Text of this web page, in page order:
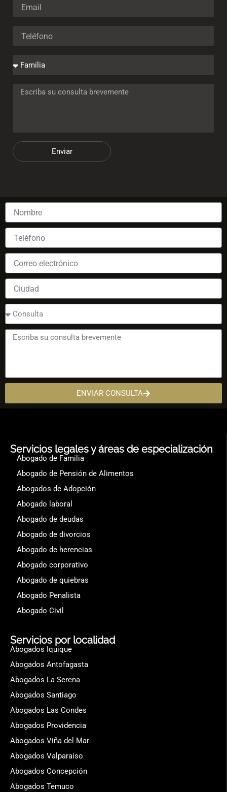
Enviar
ENVIAR CONSULTA
Servicios legales y áreas de especialización
Abogado de Familia
Abogado de Pensión de Alimentos
Abogados de Adopción
Abogado laboral
Abogado de deudas
Abogado de divorcios
Abogado de herencias
Abogado corporativo
Abogado de quiebras
Abogado Penalista
Abogado Civil
Servicios por localidad
Abogados Iquique
Abogados Antofagasta
Abogados La Serena
Abogados Santiago
Abogados Las Condes
Abogados Providencia
Abogados Viña del Mar
Abogados Valparaíso
Abogados Concepción
Abogados Temuco